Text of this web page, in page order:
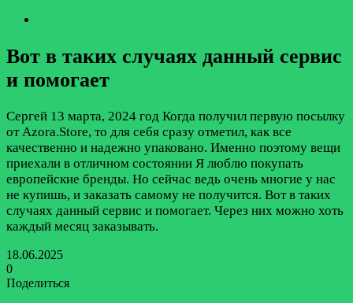
Вот в таких случаях данный сервис
и помогает
Сергей 13 марта, 2024 год Когда получил первую посылку
от Azora.Store, то для себя сразу отметил, как все
качественно и надежно упаковано. Именно поэтому вещи
приехали в отличном состоянии Я люблю покупать
европейские бренды. Но сейчас ведь очень многие у нас
не купишь, и заказать самому не получится. Вот в таких
случаях данный сервис и помогает. Через них можно хоть
каждый месяц заказывать.
18.06.2025
0
Поделиться